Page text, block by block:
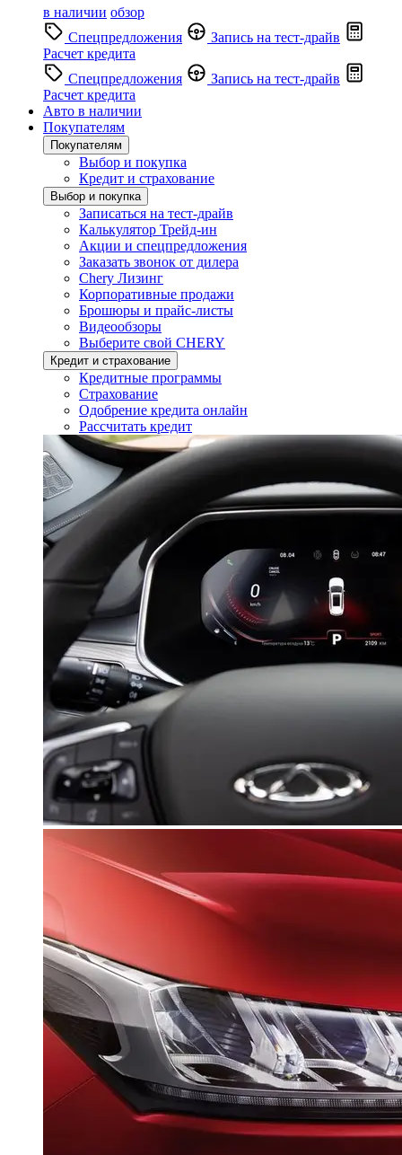
в наличии обзор
Спецпредложения
Запись на тест-драйв
Расчет кредита
Спецпредложения
Запись на тест-драйв
Расчет кредита
Авто в наличии
Покупателям
Покупателям
Выбор и покупка
Кредит и страхование
Выбор и покупка
Записаться на тест-драйв
Калькулятор Трейд-ин
Акции и спецпредложения
Заказать звонок от дилера
Chery Лизинг
Корпоративные продажи
Брошюры и прайс-листы
Видеообзоры
Выберите свой CHERY
Кредит и страхование
Кредитные программы
Страхование
Одобрение кредита онлайн
Рассчитать кредит